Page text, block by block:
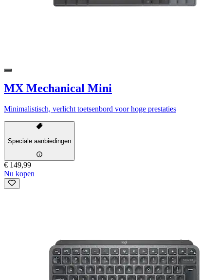
MX Mechanical Mini
Minimalistisch, verlicht toetsenbord voor hoge prestaties
Speciale aanbiedingen
€ 149,99
Nu kopen